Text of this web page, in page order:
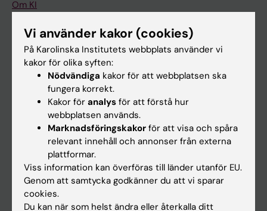
Om KI
På gång
Nyheter
Kalender
Schema
Studentmejlen
Vi använder kakor (cookies)
På Karolinska Institutets webbplats använder vi
kakor för olika syften:
Nödvändiga kakor för att webbplatsen ska
fungera korrekt.
Kakor för analys för att förstå hur
webbplatsen används.
Marknadsföringskakor för att visa och spåra
relevant innehåll och annonser från externa
plattformar.
Viss information kan överföras till länder utanför EU.
Genom att samtycka godkänner du att vi sparar
cookies.
Du kan när som helst ändra eller återkalla ditt